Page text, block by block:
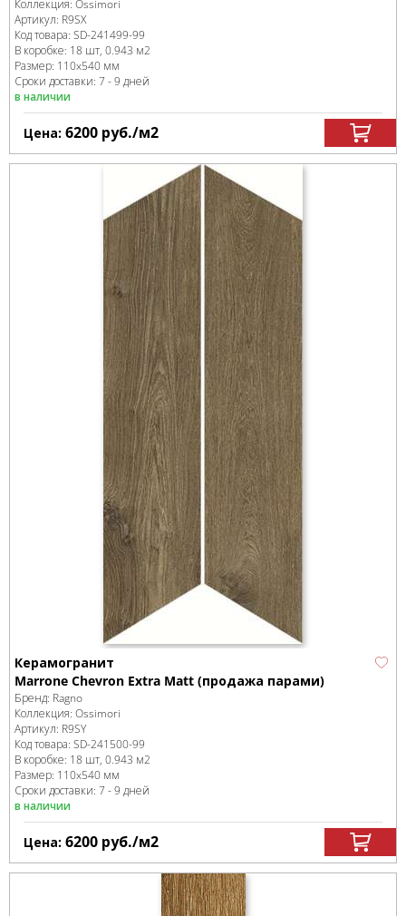
Коллекция: Ossimori
Артикул: R9SX
Код товара: SD-241499-99
В коробке: 18 шт, 0.943 м2
Размер: 110x540 мм
Сроки доставки: 7 - 9 дней
в наличии
Цена: 6200 руб./м2
Керамогранит
Marrone Chevron Extra Matt (продажа парами)
Бренд: Ragno
Коллекция: Ossimori
Артикул: R9SY
Код товара: SD-241500-99
В коробке: 18 шт, 0.943 м2
Размер: 110x540 мм
Сроки доставки: 7 - 9 дней
в наличии
Цена: 6200 руб./м2